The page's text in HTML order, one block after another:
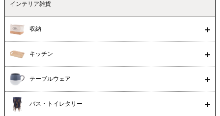
インテリア雑貨
収納
キッチン
テーブルウェア
バス・トイレタリー